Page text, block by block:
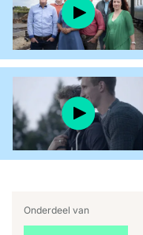
Onderdeel van